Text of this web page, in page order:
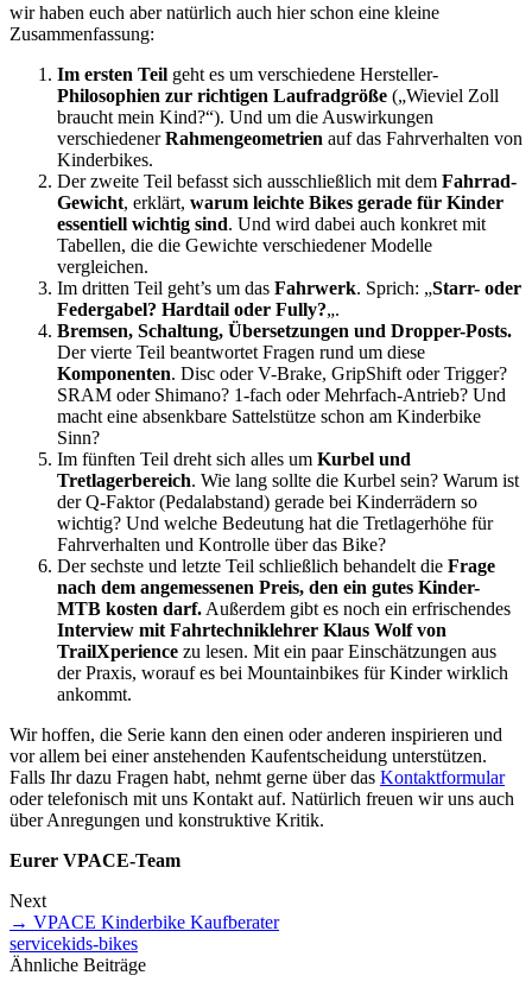
wir haben euch aber natürlich auch hier schon eine kleine
Zusammenfassung:
Im ersten Teil geht es um verschiedene Hersteller-
Philosophien zur richtigen Laufradgröße („Wieviel Zoll
braucht mein Kind?“). Und um die Auswirkungen
verschiedenerRahmengeometrien auf das Fahrverhalten von
Kinderbikes.
Der zweite Teil befasst sich ausschließlich mit dem Fahrrad-
Gewicht, erklärt, warum leichte Bikes gerade für Kinder
essentiell wichtig sind. Und wird dabei auch konkret mit
Tabellen, die die Gewichte verschiedener Modelle
vergleichen.
Im dritten Teil geht’s um das Fahrwerk. Sprich: „Starr- oder
Federgabel? Hardtail oder Fully?„.
Bremsen, Schaltung, Übersetzungen und Dropper-Posts.
Der vierte Teil beantwortet Fragen rund um diese
Komponenten. Disc oder V-Brake, GripShift oder Trigger?
SRAM oder Shimano? 1-fach oder Mehrfach-Antrieb? Und
macht eine absenkbare Sattelstütze schon am Kinderbike
Sinn?
Im fünften Teil dreht sich alles um Kurbel und
Tretlagerbereich. Wie lang sollte die Kurbel sein? Warum ist
der Q-Faktor (Pedalabstand) gerade bei Kinderrädern so
wichtig? Und welche Bedeutung hat die Tretlagerhöhe für
Fahrverhalten und Kontrolle über das Bike?
Der sechste und letzte Teil schließlich behandelt die Frage
nach dem angemessenen Preis, den ein gutes Kinder-
MTB kosten darf. Außerdem gibt es noch ein erfrischendes
Interview mit Fahrtechniklehrer Klaus Wolf von
TrailXperience zu lesen. Mit ein paar Einschätzungen aus
der Praxis, worauf es bei Mountainbikes für Kinder wirklich
ankommt.
Wir hoffen, die Serie kann den einen oder anderen inspirieren und
vor allem bei einer anstehenden Kaufentscheidung unterstützen.
Falls Ihr dazu Fragen habt, nehmt gerne über das Kontaktformular
oder telefonisch mit uns Kontakt auf. Natürlich freuen wir uns auch
über Anregungen und konstruktive Kritik.
Eurer VPACE-Team
Next
→ VPACE Kinderbike Kaufberater
servicekids-bikes
Ähnliche Beiträge